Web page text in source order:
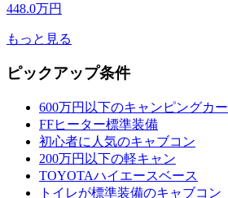
448.0万円
もっと見る
ピックアップ条件
600万円以下のキャンピングカー
FFヒーター標準装備
初心者に人気のキャブコン
200万円以下の軽キャン
TOYOTAハイエースベース
トイレが標準装備のキャブコン